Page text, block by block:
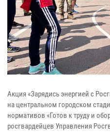
Акция «Зарядись энергией с
на центральном городском
нормативов «Готов к труду и
росгвардейцев Управления